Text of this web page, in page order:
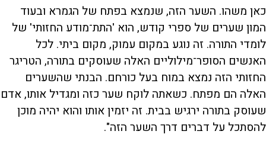
כאן משהו. השער הזה, שנמצא בפתח של הגמרא ובעוד
המון שערים של ספרי קודש, הוא 'התת־מודע החזותי' של
לומדי התורה. זה נוגע במקום עמוק, מקום ביתי. לכל
האנשים הסופר־מילוליים האלה שעוסקים בתורה, הטריגר
החזותי הזה נמצא במוח בעל כורחם. הבנתי שהשערים
האלה הם מפתח. כשאתה לוקח שער כזה ומגדיל אותו, אדם
שעוסק בתורה ירגיש בבית. זה יזמין אותו והוא יהיה מוכן
להסתכל על דברים דרך השער הזה".